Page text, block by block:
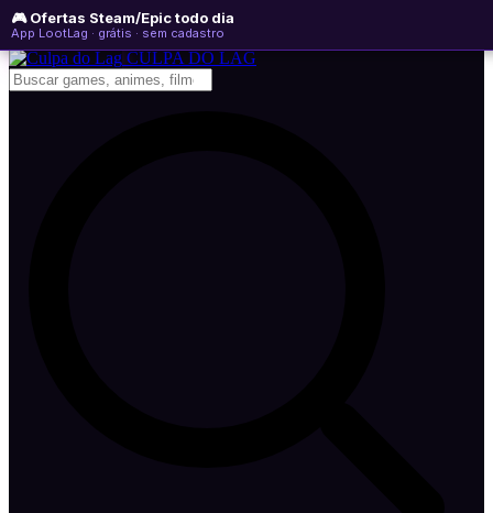
🎮 Ofertas Steam/Epic todo dia
App LootLag · grátis · sem cadastro
quinta-feira, 06 de agosto de 2026
Newsletter
CULPA DO LAG